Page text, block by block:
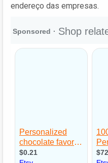
endereço das empresas.